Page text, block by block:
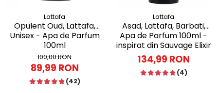
Lattafa
Opulent Oud, Lattafa,
Unisex - Apa de Parfum
100ml
100,00 RON
89,99 RON
(42)
Lattafa
Asad, Lattafa, Barbati,
Apa de Parfum 100ml -
inspirat din Sauvage Elixir
by Dior
134,99 RON
(4)